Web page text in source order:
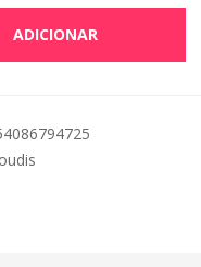
ADICIONAR